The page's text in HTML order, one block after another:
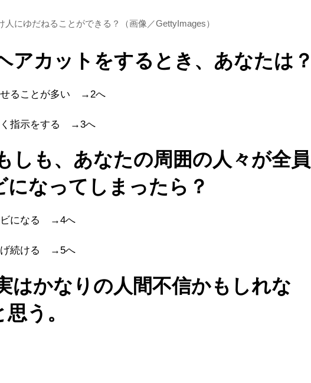
人にゆだねることができる？（画像／GettyImages）
カットをするとき、あなたは？
ることが多い →2へ
指示をする →3へ
も、あなたの周囲の人々が全員
になってしまったら？
ビになる →4へ
続ける →5へ
かなりの人間不信かもしれな
う。